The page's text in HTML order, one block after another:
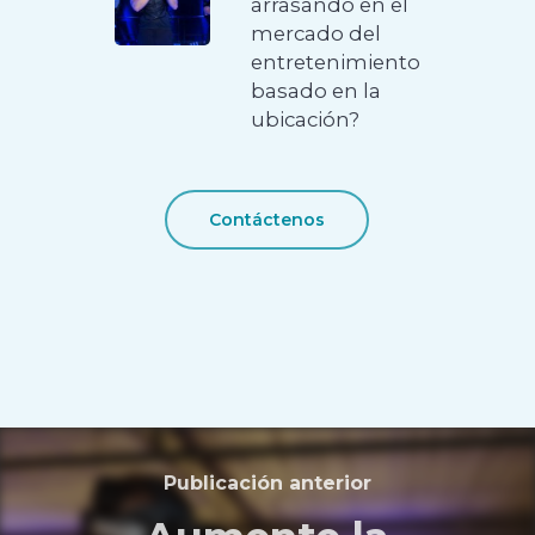
arrasando en el
mercado del
entretenimiento
basado en la
ubicación?
Contáctenos
Publicación anterior